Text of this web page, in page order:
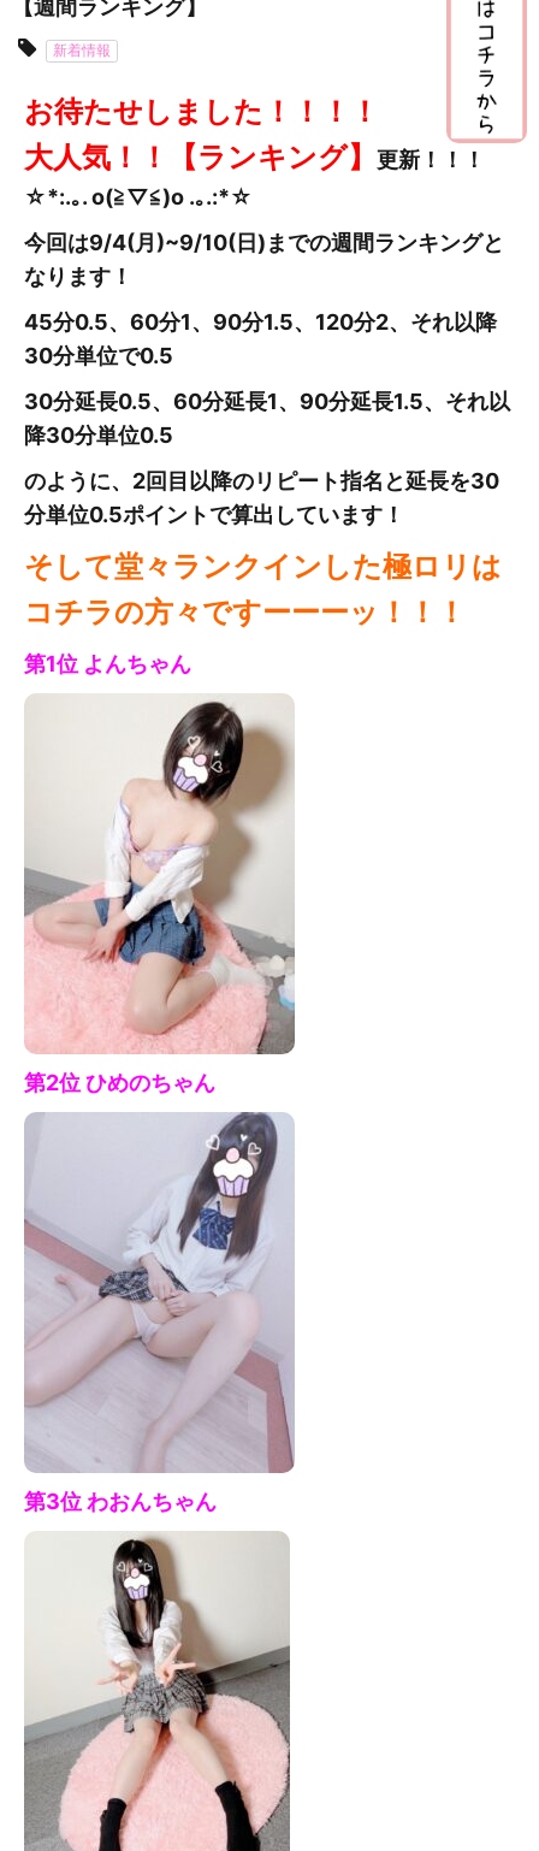
【週間ランキング】
新着情報
お待たせしました！！！！
大人気！！【ランキング】
更新 ！！！
☆*:.｡. o(≧▽≦)o .｡.:*☆
今回は9/4(月)~9/10(日)までの週間ランキングと
なります！
45分0.5、60分1、90分1.5、120分2、それ以降
30分単位で0.5
30分延長0.5、60分延長1、90分延長1.5、それ以
降30分単位0.5
のように、2回目以降のリピート指名と延長を30
分単位0.5ポイントで算出しています！
そして堂々ランクインした極ロリは
コチラの方々ですーーーッ！！！
第1位 よんちゃん
第2位 ひめのちゃん
第3位 わおんちゃん